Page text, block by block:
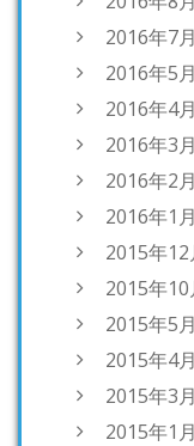
2016年7月
2016年5月
2016年4月
2016年3月
2016年2月
2016年1月
2015年12
2015年10
2015年5月
2015年4月
2015年3月
2015年1月